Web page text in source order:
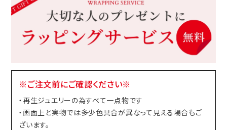
※ご注文前にご確認ください※
・再生ジュエリーの為すべて一点物です
・画面上と実物では多少色具合が異なって見える場合もご
ざいます。